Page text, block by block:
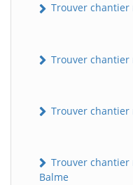
Trouver chantier
Trouver chantier
Trouver chantier
Trouver chantier
Balme